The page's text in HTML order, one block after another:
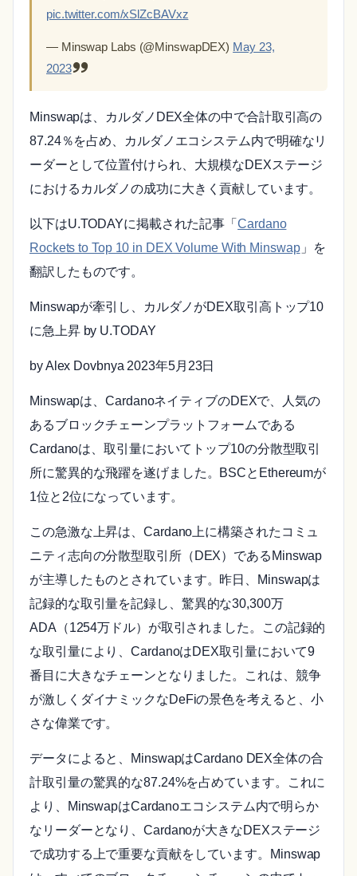
pic.twitter.com/xSlZcBAVxz
— Minswap Labs (@MinswapDEX) May 23,
2023
Minswapは、カルダノDEX全体の中で合計取引高の
87.24％を占め、カルダノエコシステム内で明確なリ
ーダーとして位置付けられ、大規模なDEXステージ
におけるカルダノの成功に大きく貢献しています。
以下はU.TODAYに掲載された記事「Cardano
Rockets to Top 10 in DEX Volume With Minswap」を
翻訳したものです。
Minswapが牽引し、カルダノがDEX取引高トップ10
に急上昇 by U.TODAY
by Alex Dovbnya 2023年5月23日
Minswapは、CardanoネイティブのDEXで、人気の
あるブロックチェーンプラットフォームである
Cardanoは、取引量においてトップ10の分散型取引
所に驚異的な飛躍を遂げました。BSCとEthereumが
1位と2位になっています。
この急激な上昇は、Cardano上に構築されたコミュ
ニティ志向の分散型取引所（DEX）であるMinswap
が主導したものとされています。昨日、Minswapは
記録的な取引量を記録し、驚異的な30,300万
ADA（1254万ドル）が取引されました。この記録的
な取引量により、CardanoはDEX取引量において9
番目に大きなチェーンとなりました。これは、競争
が激しくダイナミックなDeFiの景色を考えると、小
さな偉業です。
データによると、MinswapはCardano DEX全体の合
計取引量の驚異的な87.24%を占めています。これに
より、MinswapはCardanoエコシステム内で明らか
なリーダーとなり、Cardanoが大きなDEXステージ
で成功する上で重要な貢献をしています。Minswap